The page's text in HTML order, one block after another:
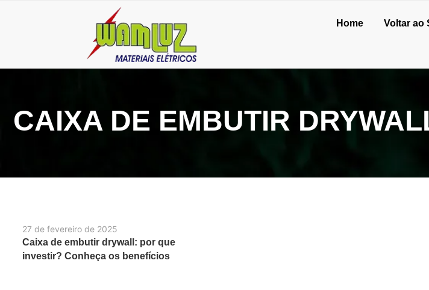
Home Voltar ao
CAIXA DE EMBUTIR
27 de fevereiro de 2025
Caixa de embutir drywall: por que
investir? Conheça os benefícios